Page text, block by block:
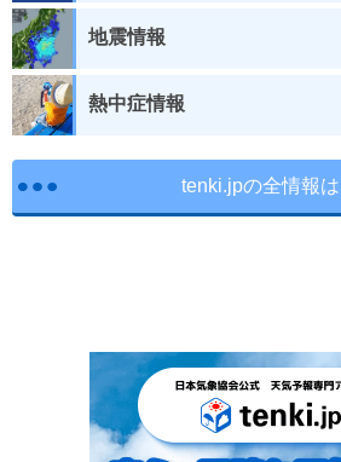
地震情報
熱中症情報
tenki.jpの全情報